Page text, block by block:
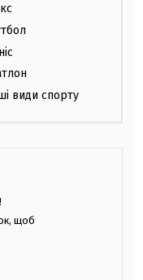
види спорту
щоб